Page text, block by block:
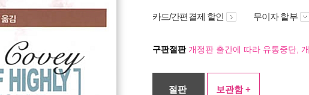
카드/간편결제 할인 무이자 할부
구판절판개정판 출간에 따라 유통중단,
절판 보관함 +